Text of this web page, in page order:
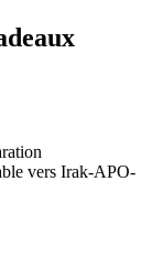
vers Irak-APO-